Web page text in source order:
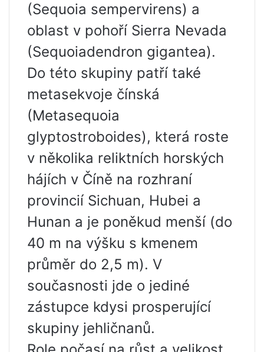
(Sequoia sempervirens) a
oblast v pohoří Sierra Nevada
(Sequoiadendron gigantea).
Do této skupiny patří také
metasekvoje čínská
(Metasequoia
glyptostroboides), která roste
v několika reliktních horských
hájích v Číně na rozhraní
provincií Sichuan, Hubei a
Hunan a je poněkud menší (do
40 m na výšku s kmenem
průměr do 2,5 m). V
současnosti jde o jediné
zástupce kdysi prosperující
skupiny jehličnanů.